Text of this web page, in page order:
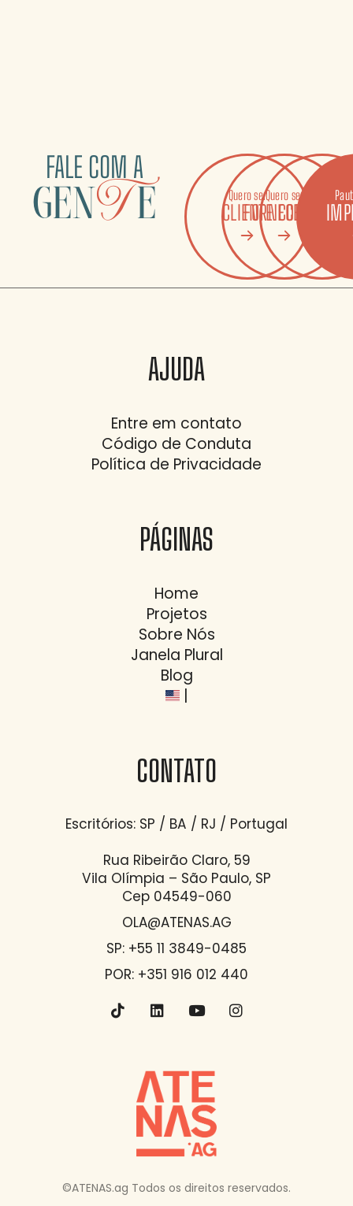
FALE COM A
genTe Quero ser
CLIENTE
Quero ser
FORNECEDOR
Quero ser
AJUDA
Entre em contato
Código de Conduta
Política de Privacidade
PÁGINAS
Home
Projetos
Sobre Nós
Janela Plural
Blog
|
CONTATO
Escritórios: SP / BA / RJ / Portugal
Rua Ribeirão Claro, 59
Vila Olímpia – São Paulo, SP
Cep 04549-060
OLA@ATENAS.AG
SP: +55 11 3849-0485
POR: +351 916 012 440
©ATENAS.ag Todos os direitos reservados.